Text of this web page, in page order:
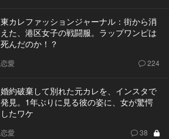
東カレファッションジャーナル：街から消
えた、港区女子の戦闘服。ラップワンピは
死んだのか！？
恋愛 224
婚約破棄して別れた元カレを、インスタで
発見。1年ぶりに見る彼の姿に、女が驚愕
したワケ
恋愛 38